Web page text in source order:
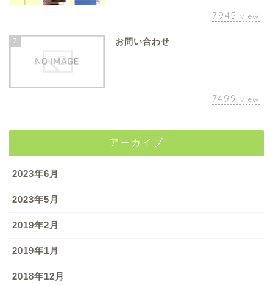
7945 view
7 お問い合わせ
7499 view
アーカイブ
2023年6月
2023年5月
2019年2月
2019年1月
2018年12月